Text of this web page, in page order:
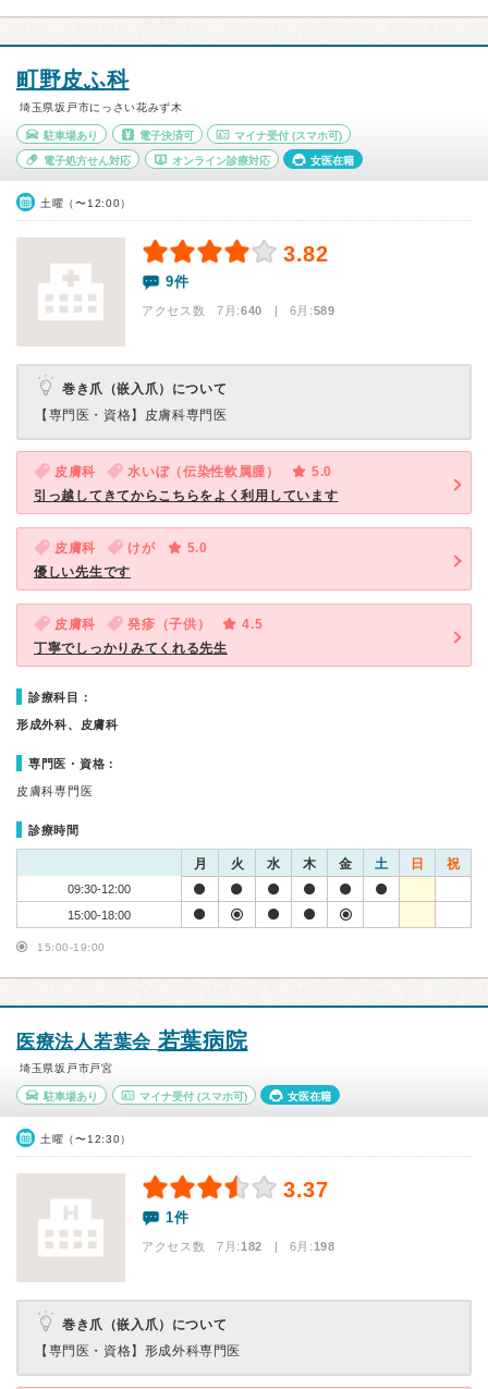
町野皮ふ科
埼玉県坂戸市にっさい花みず木
駐車場あり 電子決済可 マイナ受付 (スマホ可)
電子処方せん対応 オンライン診療対応 女医在籍
土曜（〜12:00）
3.82
9件
アクセス数 7月:640 | 6月:589
巻き爪（嵌入爪）について
【専門医・資格】 皮膚科専門医
皮膚科 水いぼ（伝染性軟属腫）
5.0
引っ越してきてからこちらをよく利用しています
皮膚科 けが
5.0
優しい先生です
皮膚科 発疹（子供）
4.5
丁寧でしっかりみてくれる先生
診療科目：
形成外科、皮膚科
専門医・資格：
皮膚科専門医
診療時間
月 火 水 木 金 土 日 祝
09:30-12:00
15:00-18:00
15:00-19:00
医療法人若葉会 若葉病院
埼玉県坂戸市戸宮
駐車場あり マイナ受付(スマホ可) 女医在籍
土曜（〜12:30）
3.37
1件
アクセス数 7月:182 | 6月:198
巻き爪（嵌入爪）について
【専門医・資格】 形成外科専門医